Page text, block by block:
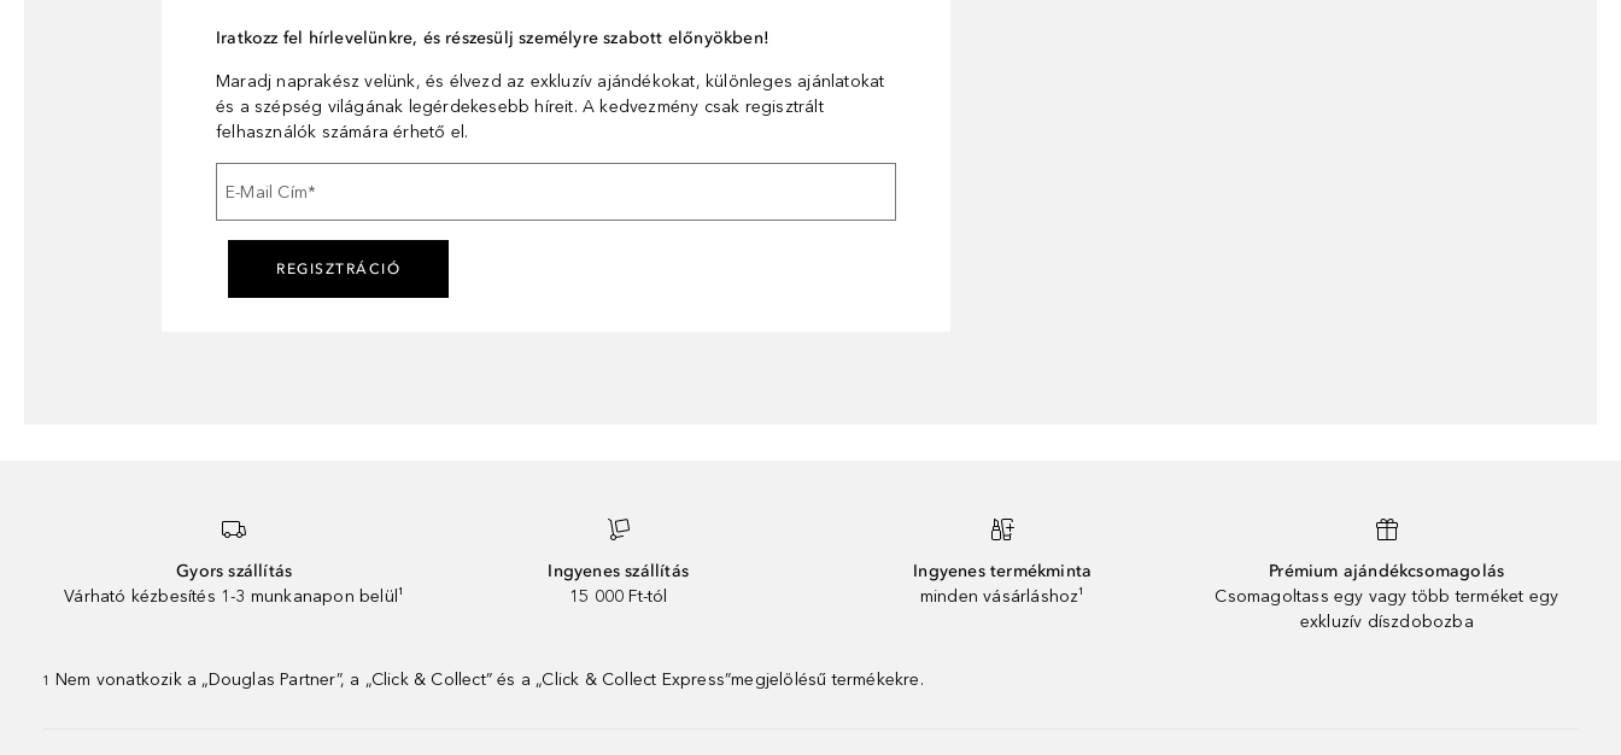
Iratkozz fel hírlevelünkre, és részesülj személyre szabott előnyökben!
Maradj naprakész velünk, és élvezd az exkluzív ajándékokat, különleges ajánlatokat
és a szépség világának legérdekesebb híreit. A kedvezmény csak regisztrált
felhasználók számára érhető el.
E-Mail Cím*
REGISZTRÁCIÓ
Gyors szállítás
Várható kézbesítés 1-3 munkanapon belül¹
Ingyenes szállítás
15 000 Ft-tól
Ingyenes termékminta
minden vásárláshoz¹
Prémium ajándékcsomagolás
Csomagoltass egy vagy több terméket egy
exkluzív díszdobozba
1 Nem vonatkozik a „Douglas Partner”, a „Click & Collect” és a „Click & Collect Express”megjelölésű termékekre.